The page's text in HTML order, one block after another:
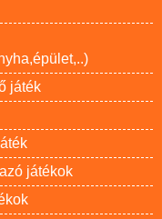
játék
játékok